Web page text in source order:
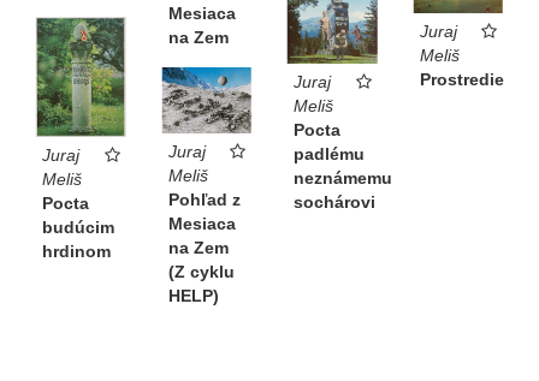
Mesiaca
na Zem
Juraj
Meliš
Prostredie
Juraj
Meliš
Pocta
padlému
neznámemu
sochárovi
Juraj
Meliš
Pocta
budúcim
hrdinom
Juraj
Meliš
Pohľad z
Mesiaca
na Zem
(Z cyklu
HELP)